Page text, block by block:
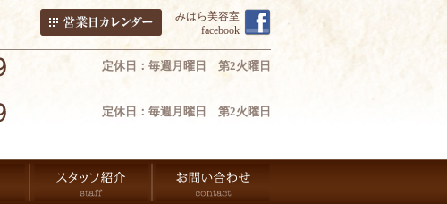
みはら美容室
facebook
定休日：毎週月曜日 第2火曜日
定休日：毎週月曜日 第2火曜日